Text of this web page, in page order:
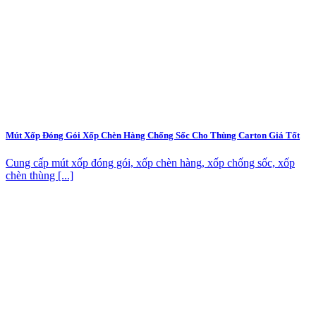
Mút Xốp Đóng Gói Xốp Chèn Hàng Chống Sốc Cho Thùng Carton Giá Tốt
Cung cấp mút xốp đóng gói, xốp chèn hàng, xốp chống sốc, xốp
chèn thùng [...]